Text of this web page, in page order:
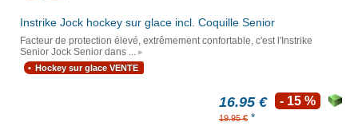
Instrike Jock hockey sur glace incl. Coquille Senior
Facteur de protection élevé, extrêmement confortable, c'est l'Instrike
Senior Jock Senior dans ...
Hockey sur glace VENTE
16.95 €
19.95 € *
- 15 %